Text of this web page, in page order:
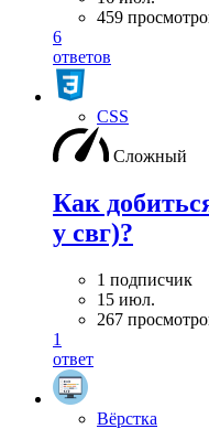
459
6
ответов
CSS
Сложный
Как
у свг)?
1 подписчик
15 июл.
267
1
ответ
Вёрстка